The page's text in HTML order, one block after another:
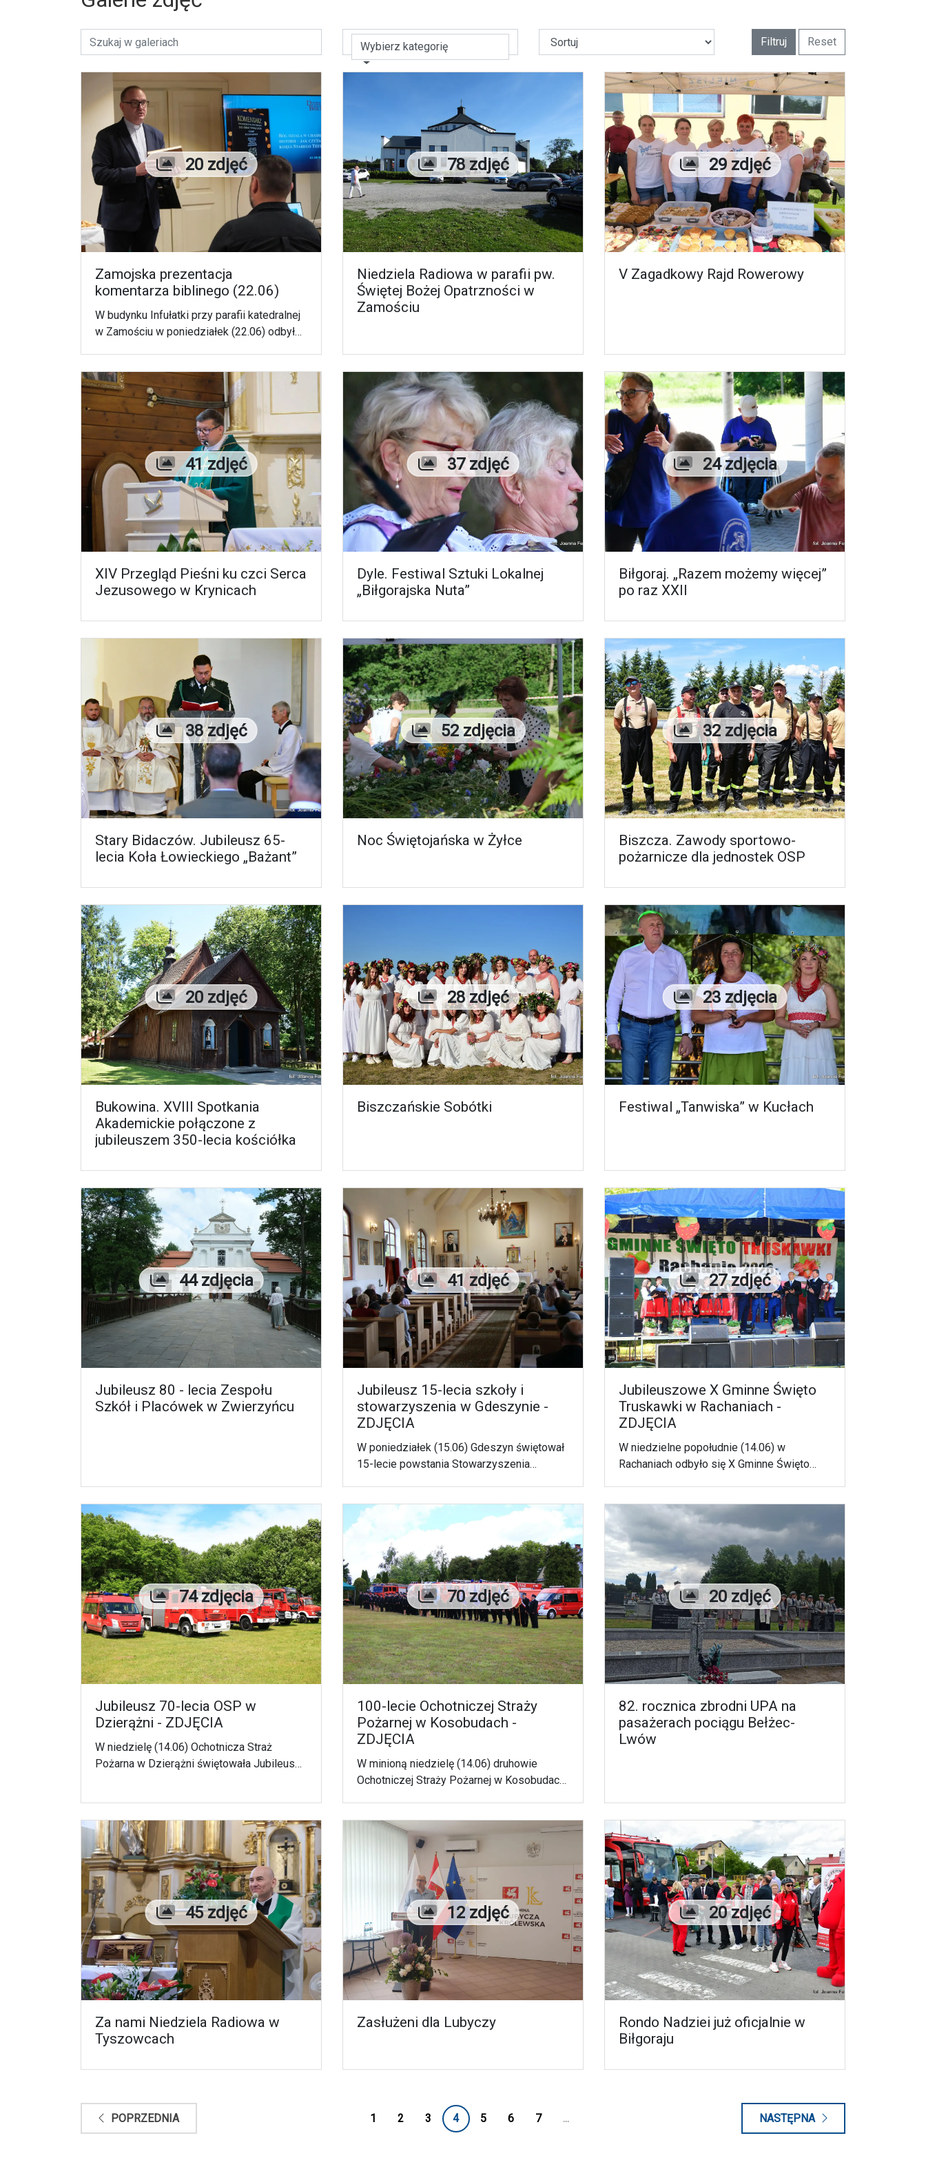
Wybierz kategorię Filtruj Reset
Liczba zdjęć
20 zdjęć
Zamojska prezentacja
komentarza biblinego (22.06)
W budynku Infułatki przy parafii katedralnej
w Zamościu w poniedziałek (22.06) odbyło
ksiąg Starego Testamentu wydanego przez
wydawnictwo Pallotinum. Publikację
współtworzył biblista, moderator Działa
Biblijnego w Diecezji Zamojsko-
Lubaczowskiej ks. dr Sławomir Korona.
Liczba zdjęć
78 zdjęć
Niedziela Radiowa w parafii pw.
Świętej Bożej Opatrzności w
Zamościu
Liczba zdjęć
29 zdjęć
V Zagadkowy Rajd Rowerowy
Liczba zdjęć
41 zdjęć
XIV Przegląd Pieśni ku czci Serca
Jezusowego w Krynicach
Liczba zdjęć
37 zdjęć
Dyle. Festiwal Sztuki Lokalnej
„Biłgorajska Nuta”
Liczba zdjęć
24 zdjęcia
Biłgoraj. „Razem możemy więcej”
po raz XXII
Liczba zdjęć
38 zdjęć
Stary Bidaczów. Jubileusz 65-
lecia Koła Łowieckiego „Bażant”
Liczba zdjęć
52 zdjęcia
Noc Świętojańska w Żyłce
Liczba zdjęć
32 zdjęcia
Biszcza. Zawody sportowo-
pożarnicze dla jednostek OSP
Liczba zdjęć
20 zdjęć
Bukowina. XVIII Spotkania
Akademickie połączone z
jubileuszem 350-lecia kościółka
Liczba zdjęć
28 zdjęć
Biszczańskie Sobótki
Liczba zdjęć
23 zdjęcia
Festiwal „Tanwiska” w Kucłach
Liczba zdjęć
44 zdjęcia
Jubileusz 80 - lecia Zespołu
Szkół i Placówek w Zwierzyńcu
Liczba zdjęć
41 zdjęć
Jubileusz 15-lecia szkoły i
stowarzyszenia w Gdeszynie -
ZDJĘCIA
W poniedziałek (15.06) Gdeszyn świętował
15-lecie powstania Stowarzyszenia
Zygmunta Pisarskiego.
Liczba zdjęć
27 zdjęć
Jubileuszowe X Gminne Święto
Truskawki w Rachaniach -
ZDJĘCIA
W niedzielne popołudnie (14.06) w
Rachaniach odbyło się X Gminne Święto
Liczba zdjęć
74 zdjęcia
Jubileusz 70-lecia OSP w
Dzierążni - ZDJĘCIA
W niedzielę (14.06) Ochotnicza Straż
Pożarna w Dzierążni świętowała Jubileusz
Liczba zdjęć
70 zdjęć
100-lecie Ochotniczej Straży
Pożarnej w Kosobudach -
ZDJĘCIA
W minioną niedzielę (14.06) druhowie
Ochotniczej Straży Pożarnej w Kosobudach
Liczba zdjęć
20 zdjęć
82. rocznica zbrodni UPA na
pasażerach pociągu Bełżec-
Lwów
Liczba zdjęć
45 zdjęć
Za nami Niedziela Radiowa w
Tyszowcach
Liczba zdjęć
12 zdjęć
Zasłużeni dla Lubyczy
Liczba zdjęć
20 zdjęć
Rondo Nadziei już oficjalnie w
Biłgoraju
POPRZEDNIA 1 2 3 4 5 6 7 ... NASTĘPNA